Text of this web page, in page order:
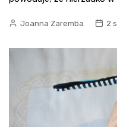
Joanna Zaremba 2